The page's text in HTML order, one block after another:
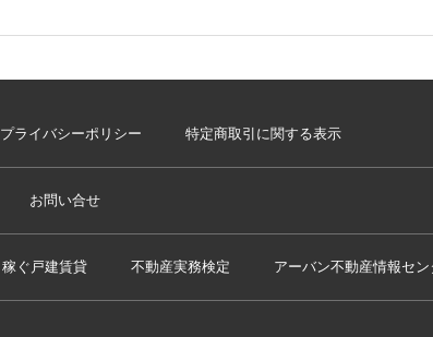
プライバシーポリシー 特定商取引に関する表示
お問い合せ
稼ぐ戸建賃貸 不動産実務検定 アーバン不動産情報セン